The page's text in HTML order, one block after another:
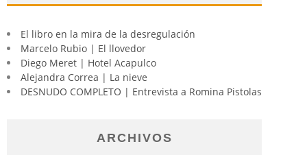
El libro en la mira de la desregulación
Marcelo Rubio | El llovedor
Diego Meret | Hotel Acapulco
Alejandra Correa | La nieve
DESNUDO COMPLETO | Entrevista a Romina Pistolas
ARCHIVOS